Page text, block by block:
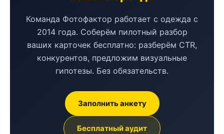
Команда Фотофактор работает с одежда с
2014 года. Соберём пилотный разбор
ваших карточек бесплатно: разберём CTR,
конкурентов, предложим визуальные
гипотезы. Без обязательств.
Заполнить анкету
Бесплатный аудит